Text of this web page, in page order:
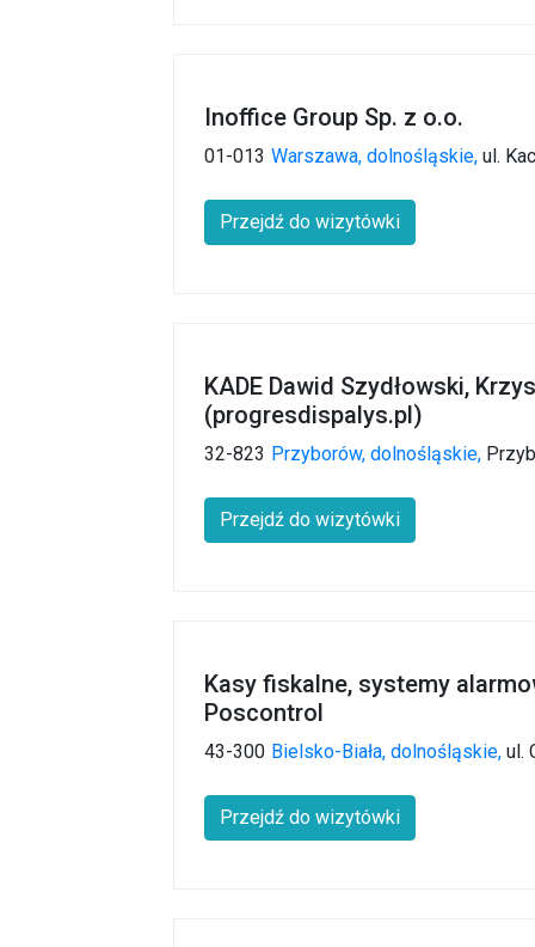
Inoffice Group Sp. z o.o.
01-013 Warszawa, dolnośląskie, ul.
Przejdź do wizytówki
KADE Dawid Szydłowski,
(progresdispalys.pl)
32-823 Przyborów, dolnośląskie,
Przejdź do wizytówki
Kasy fiskalne, systemy
Poscontrol
43-300 Bielsko-Biała, dolnośląskie, ul.
Przejdź do wizytówki